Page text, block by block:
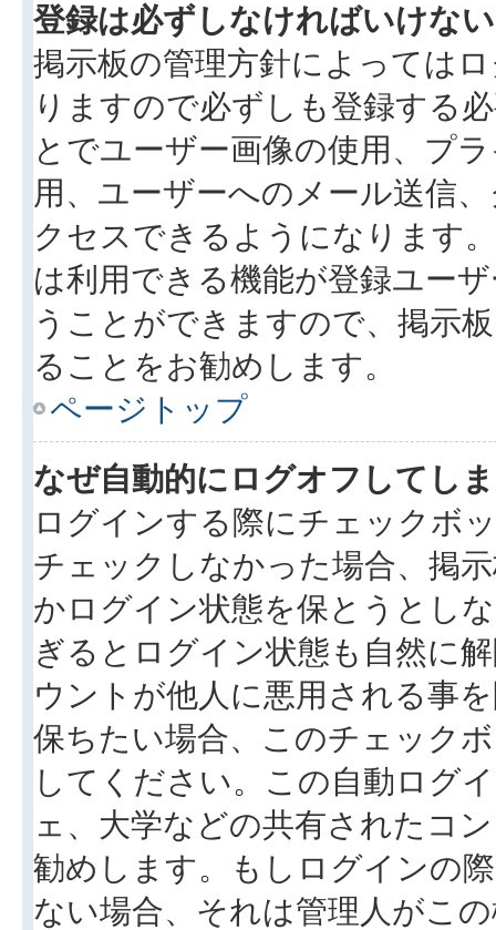
登録は必ずしなければいけな
掲示板の管理方針によっては
りますので必ずしも登録する
とでユーザー画像の使用、プ
用、ユーザーへのメール送信
クセスできるようになります
は利用できる機能が登録ユー
うことができますので、掲示
ることをお勧めします。
ページトップ
なぜ自動的にログオフしてし
ログインする際にチェックボ
チェックしなかった場合、掲
かログイン状態を保とうとし
ぎるとログイン状態も自然に
ウントが他人に悪用される事
保ちたい場合、このチェック
してください。この自動ログ
ェ、大学などの共有されたコ
勧めします。もしログインの
ない場合、それは管理人がこ